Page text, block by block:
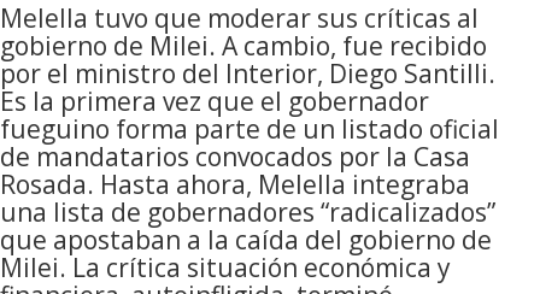
Melella tuvo que moderar sus críticas al
gobierno de Milei. A cambio, fue recibido
por el ministro del Interior, Diego Santilli.
Es la primera vez que el gobernador
fueguino forma parte de un listado oficial
de mandatarios convocados por la Casa
Rosada. Hasta ahora, Melella integraba
una lista de gobernadores “radicalizados”
que apostaban a la caída del gobierno de
Milei. La crítica situación económica y